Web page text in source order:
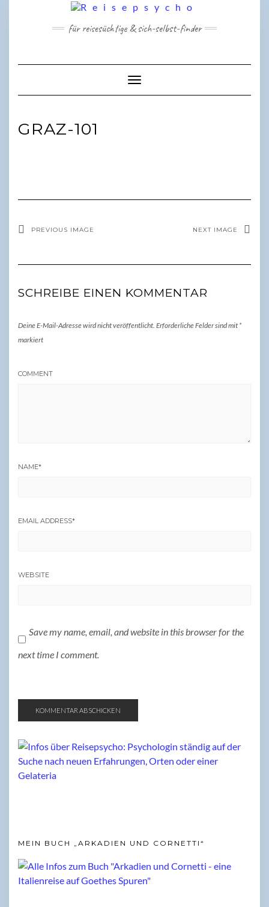
für reisesüchtige & sich-selbst-finder
Toggle Navigation
GRAZ-101
PREVIOUS IMAGE NEXT IMAGE
SCHREIBE EINEN KOMMENTAR
Deine E-Mail-Adresse wird nicht veröffentlicht. Erforderliche Felder sind mit *
markiert
COMMENT
NAME*
EMAIL ADDRESS*
WEBSITE
Save my name, email, and website in this browser for the
next time I comment.
MEIN BUCH „ARKADIEN UND CORNETTI“